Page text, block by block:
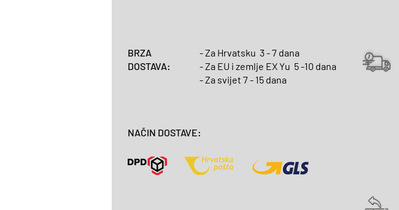
BRZA
DOSTAVA:
- Za Hrvatsku 3 - 7 dana
- Za EU i zemlje EX Yu 5 -10 dana
- Za svijet 7 - 15 dana
NAČIN DOSTAVE: